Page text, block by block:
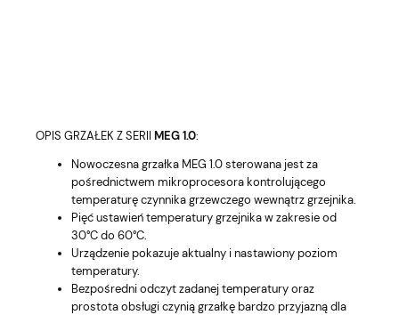
OPIS GRZAŁEK Z SERII MEG 1.0:
Nowoczesna grzałka MEG 1.0 sterowana jest za
pośrednictwem mikroprocesora kontrolującego
temperaturę czynnika grzewczego wewnątrz grzejnika.
Pięć ustawień temperatury grzejnika w zakresie od
30°C do 60°C.
Urządzenie pokazuje aktualny i nastawiony poziom
temperatury.
Bezpośredni odczyt zadanej temperatury oraz
prostota obsługi czynią grzałkę bardzo przyjazną dla